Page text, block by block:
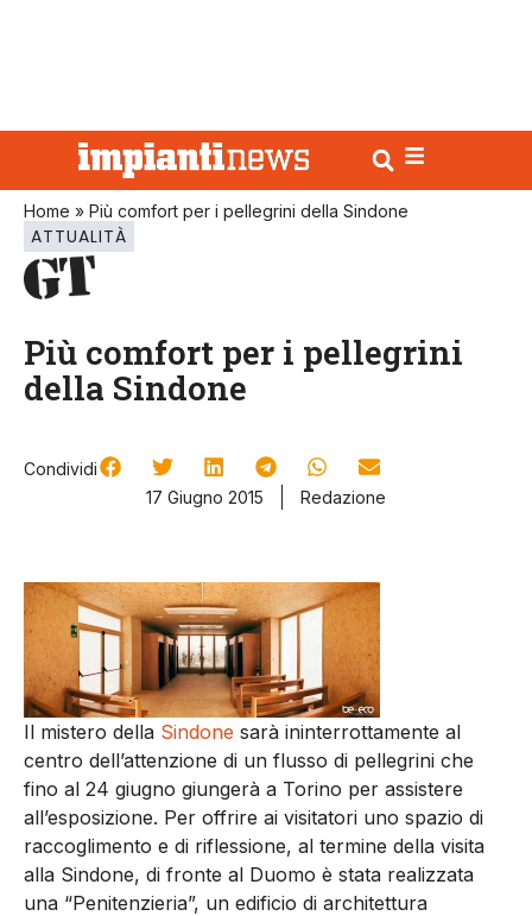
Home » Più comfort per i pellegrini della Sindone
ATTUALITÀ
Più comfort per i pellegrini
della Sindone
Condividi
17 Giugno 2015
Redazione
Il mistero della Sindone sarà ininterrottamente al
centro dell’attenzione di un flusso di pellegrini che
fino al 24 giugno giungerà a Torino per assistere
all’esposizione. Per offrire ai visitatori uno spazio di
raccoglimento e di riflessione, al termine della visita
alla Sindone, di fronte al Duomo è stata realizzata
una “Penitenzieria”, un edificio di architettura